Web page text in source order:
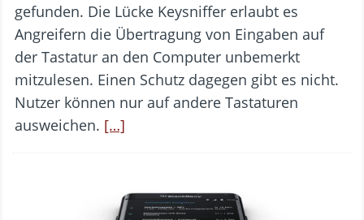
gefunden. Die Lücke Keysniffer erlaubt es
Angreifern die Übertragung von Eingaben auf
der Tastatur an den Computer unbemerkt
mitzulesen. Einen Schutz dagegen gibt es nicht.
Nutzer können nur auf andere Tastaturen
ausweichen. […]